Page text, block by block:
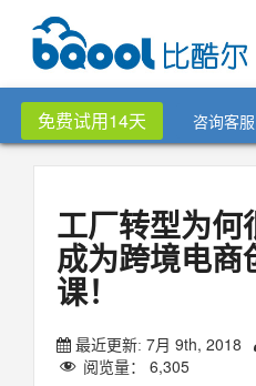
免费试用14天 咨询客服
工厂转型为何
成为跨境电商
课！
最近更新: 7月 9th, 2018
阅览量： 6,305